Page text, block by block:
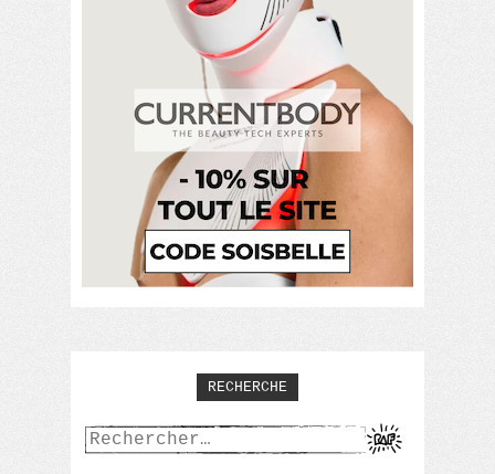
RECHERCHE
Rechercher :